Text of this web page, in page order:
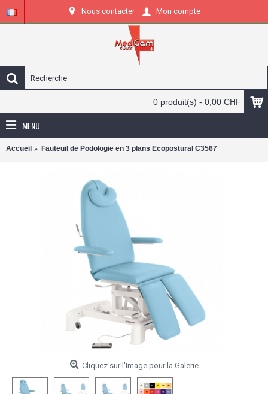
Nous contacter Mon compte
0 produit(s) - 0,00 CHF
MENU
Accueil Fauteuil de Podologie en 3 plans Ecopostural C3567
Cliquez sur l'Image pour la Galerie